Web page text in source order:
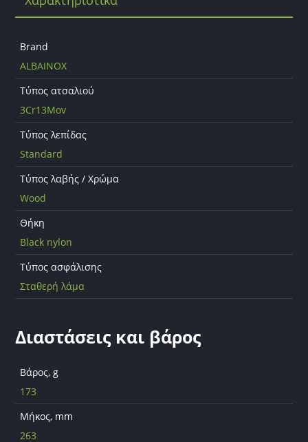
o
k
Brand
ALBAINOX
Τύπος ατσαλιού
3Cr13Mov
Τύπος λεπίδας
Standard
Τύπος λαβής / Χρώμα
Wood
Θήκη
Black nylon
Τύπος ασφάλισης
Σταθερή λάμα
Διαστάσεις και βάρος
Βάρος, g
173
Μήκος, mm
263